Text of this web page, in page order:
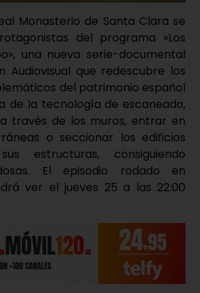
Monasterio de Santa Clara se
del programa «Los
una nueva serie-documental
Audiovisual que redescubre los
del patrimonio español
de la tecnología de escaneado,
través de los muros, entrar en
o seccionar los edificios
estructuras, consiguiendo
El episodio rodado en
ver el jueves 25 a las 22:00